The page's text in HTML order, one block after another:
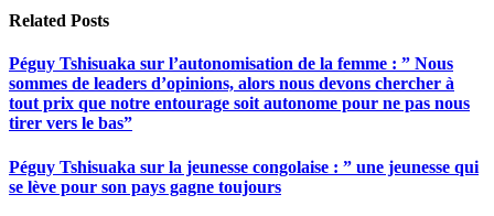
Related Posts
Péguy Tshisuaka sur l’autonomisation de la femme : ” Nous
sommes de leaders d’opinions, alors nous devons chercher à
tout prix que notre entourage soit autonome pour ne pas nous
tirer vers le bas”
Péguy Tshisuaka sur la jeunesse congolaise : ” une jeunesse qui
se lève pour son pays gagne toujours